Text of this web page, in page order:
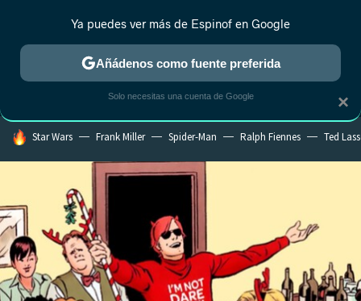
MENÚ NUEVO
ESTRENOS REALITY ANIME RANKINGS CINE
HOY SE HABLA DE
Star Wars Frank Miller Spider-Man Ralph Fiennes Ted
×
Ya puedes ver más de Espinof en Google
Añádenos como fuente preferida
Solo necesitas una cuenta de Google